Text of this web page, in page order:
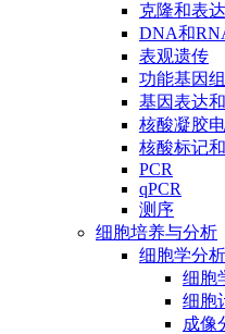
克隆和表达
DNA和
表观遗传
功能基因
基因表达
核酸凝胶
核酸标记
PCR
qPCR
测序
细胞培养与分析
细胞学分析
细胞
细胞
成像